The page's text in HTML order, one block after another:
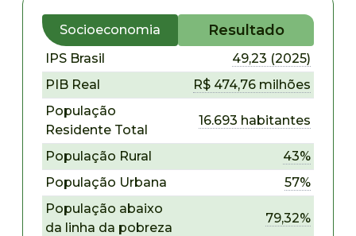
Socioeconomia Resultado
IPS Brasil
49,23 (2025)
PIB Real
R$ 474,76 milhões
População
Residente Total
16.693 habitantes
População Rural
43%
População Urbana
57%
População abaixo
da linha da pobreza
79,32%